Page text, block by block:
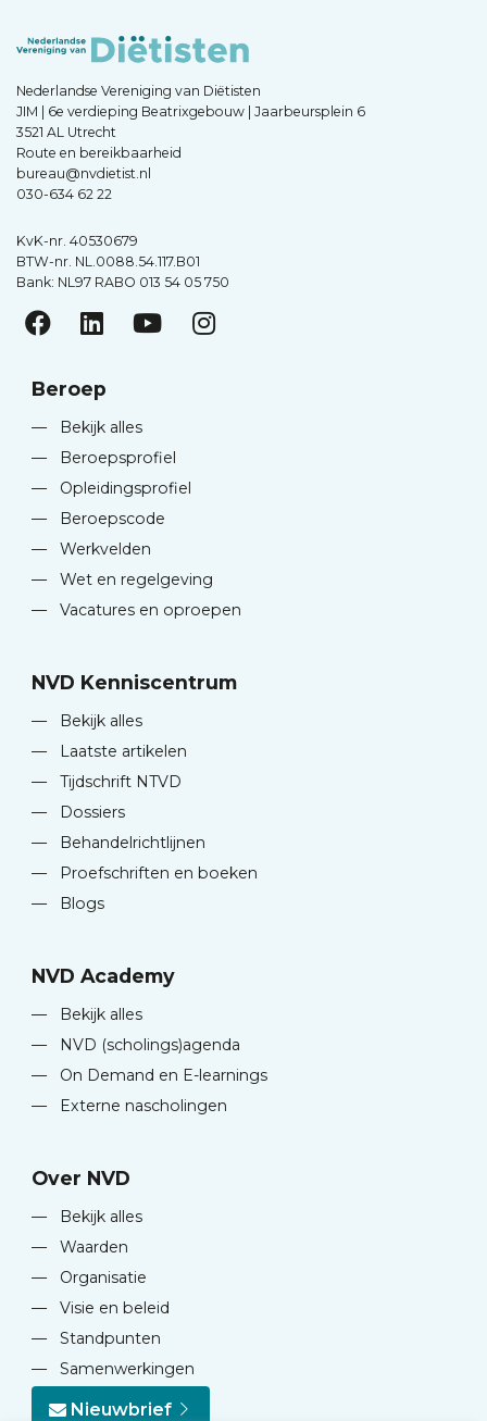
Nederlandse Vereniging van Diëtisten
JIM | 6e verdieping Beatrixgebouw | Jaarbeursplein 6
3521 AL Utrecht
Route en bereikbaarheid
bureau@nvdietist.nl
030-634 62 22
KvK-nr. 40530679
BTW-nr. NL.0088.54.117.B01
Bank: NL97 RABO 013 54 05 750
Beroep
—
Bekijk alles
—
Beroepsprofiel
—
Opleidingsprofiel
—
Beroepscode
—
Werkvelden
—
Wet en regelgeving
—
Vacatures en oproepen
NVD Kenniscentrum
—
Bekijk alles
—
Laatste artikelen
—
Tijdschrift NTVD
—
Dossiers
—
Behandelrichtlijnen
—
Proefschriften en boeken
—
Blogs
NVD Academy
—
Bekijk alles
—
NVD (scholings)agenda
—
On Demand en E-learnings
—
Externe nascholingen
Over NVD
—
Bekijk alles
—
Waarden
—
Organisatie
—
Visie en beleid
—
Standpunten
—
Samenwerkingen
Nieuwbrief